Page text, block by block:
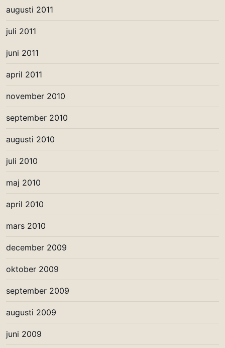
augusti 2011
juli 2011
juni 2011
april 2011
november 2010
september 2010
augusti 2010
juli 2010
maj 2010
april 2010
mars 2010
december 2009
oktober 2009
september 2009
augusti 2009
juni 2009